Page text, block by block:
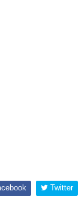
Twitter